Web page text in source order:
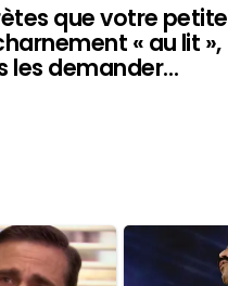
que votre petite
« au lit »,
les demander…